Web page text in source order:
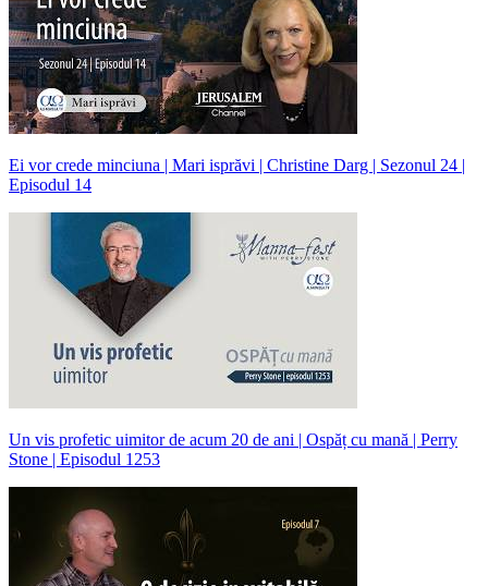
Ei vor crede minciuna | Mari isprăvi | Christine Darg | Sezonul 24 |
Episodul 14
Un vis profetic uimitor de acum 20 de ani | Ospăț cu mană | Perry
Stone | Episodul 1253